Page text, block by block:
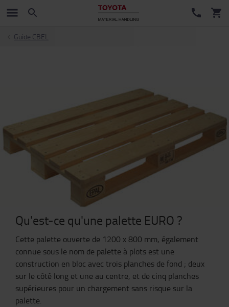
Guide CBEL
Qu'est-ce qu'une palette EURO ?
Cette palette ouverte de 1200 x 800 mm, également
connue sous le nom de palette à plots est une
construction en bloc avec trois planches de fond ; deux
sur le côté long et une au centre, et de cinq planches
supérieures pour un chargement sans risque sur la
palette.